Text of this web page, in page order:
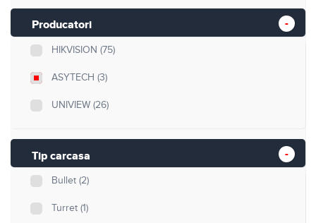
Producatori
HIKVISION (75)
ASYTECH (3)
UNIVIEW (26)
Tip carcasa
Bullet (2)
Turret (1)